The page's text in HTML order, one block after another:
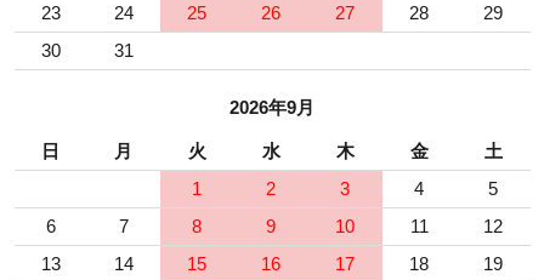
23
24 25 26 27 28
29
30
31
2026年9月
日 月 火 水 木 金
土
1
2 3 4
5
6
7 8 9 10 11
12
13
14 15 16 17 18
19